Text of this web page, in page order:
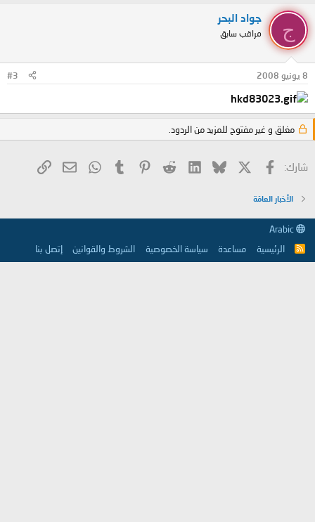
ج
جواد البحر
مراقب سابق
8 يونيو 2008 #3
مغلق و غير مفتوح للمزيد من الردود.
شارك: فيسبوك Bluesky
LinkedIn
Reddit
Pinterest
Tumblr
WhatsApp
البريد
الأخبار العامّة
R
الرئيسية مساعدة سياسة الخصوصية الشروط والقوانين إتصل بنا